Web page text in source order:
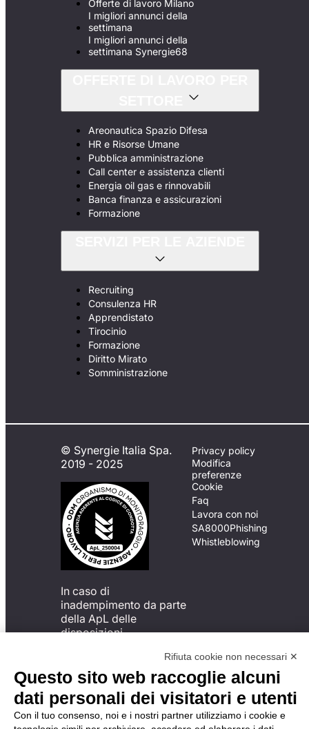
Offerte di lavoro Milano
I migliori annunci della
settimana
I migliori annunci della
settimana Synergie68
Areonautica Spazio Difesa
HR e Risorse Umane
Pubblica amministrazione
Call center e assistenza clienti
Energia oil gas e rinnovabili
Banca finanza e assicurazioni
Formazione
Recruiting
Consulenza HR
Apprendistato
Tirocinio
Formazione
Diritto Mirato
Somministrazione
© Synergie Italia Spa.
2019 - 2025
In caso di
inadempimento da parte
della ApL delle
disposizioni
possibile presentare un
reclamo
all’Organismo di
Monitoraggio utilizzando
una delle modalità
Privacy policy
Modifica
preferenze
Cookie
Faq
Lavora con noi
SA8000Phishing
Whistleblowing
Rifiuta cookie non necessari ✕
Questo sito web raccoglie alcuni
dati personali dei visitatori e utenti
Con il tuo consenso, noi e i nostri partner utilizziamo i cookie e